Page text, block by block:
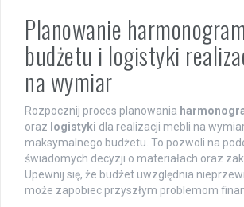
Planowanie
budżetu i logistyki
na wymiar
Rozpocznij proces planowania
oraz logistyki dla realizacji mebli na
maksymalnego budżetu. To pozwoli na
świadomych decyzji o materiałach oraz
Upewnij się, że budżet uwzględnia
może zapobiec przyszłym problemom